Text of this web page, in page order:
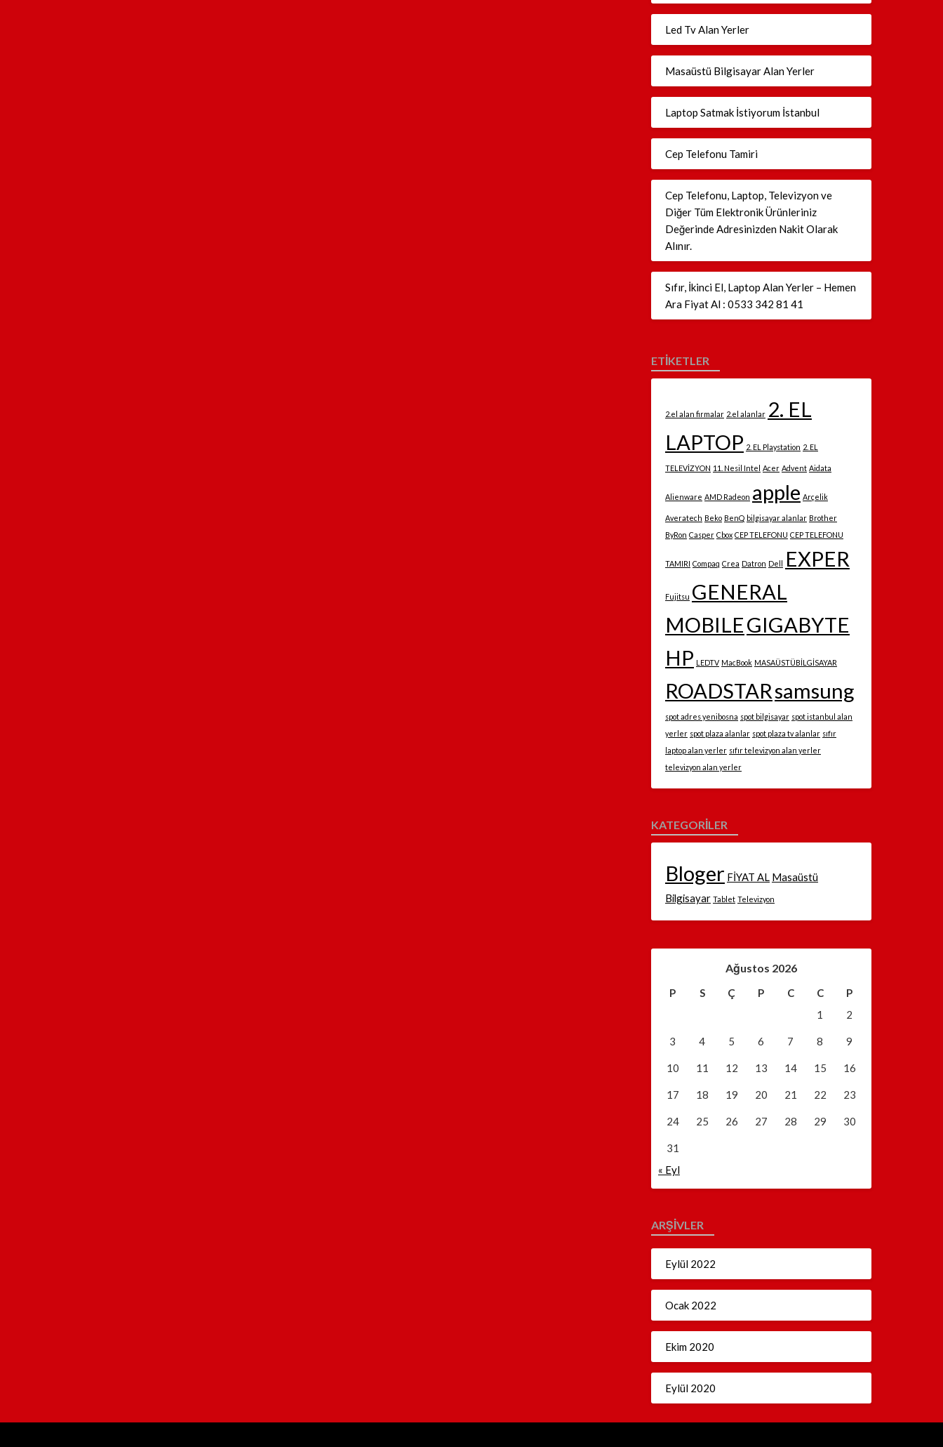
Led Tv Alan Yerler
Masaüstü Bilgisayar Alan Yerler
Laptop Satmak İstiyorum İstanbul
Cep Telefonu Tamiri
Cep Telefonu, Laptop, Televizyon ve
Diğer Tüm Elektronik Ürünleriniz
Değerinde Adresinizden Nakit Olarak
Alınır.
Sıfır, İkinci El, Laptop Alan Yerler – Hemen
Ara Fiyat Al : 0533 342 81 41
ETİKETLER
2.el alan firmalar 2.el alanlar 2. EL
LAPTOP 2. EL Playstation 2. EL
TELEVİZYON 11. Nesil Intel Acer Advent Aidata
Alienware AMD Radeon apple Arçelik
Averatech Beko BenQ bilgisayar alanlar Brother
ByRon Casper Cbox CEP TELEFONU CEP TELEFONU
TAMIRI Compaq Crea Datron Dell EXPER
Fujitsu GENERAL
MOBILEGIGABYTE
HP LEDTV MacBook MASAÜSTÜBİLGİSAYAR
ROADSTARsamsung
spot adres yenibosna spot bilgisayar spot istanbul alan
yerler spot plaza alanlar spot plaza tv alanlar sıfır
laptop alan yerler sıfır televizyon alan yerler
televizyon alan yerler
KATEGORILER
Bloger FİYAT AL Masaüstü
Bilgisayar Tablet Televizyon
Ağustos 2026
P S Ç P C C
P
1
2
3 4 5 6 7 8 9
10 11 12 13 14 15 16
17 18 19 20 21 22 23
24 25 26 27 28 29 30
31
« Eyl
ARŞIVLER
Eylül 2022
Ocak 2022
Ekim 2020
Eylül 2020